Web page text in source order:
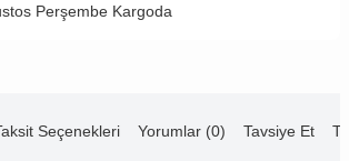
Perşembe Kargoda
Seçenekleri Yorumlar (0) Tavsiye Et